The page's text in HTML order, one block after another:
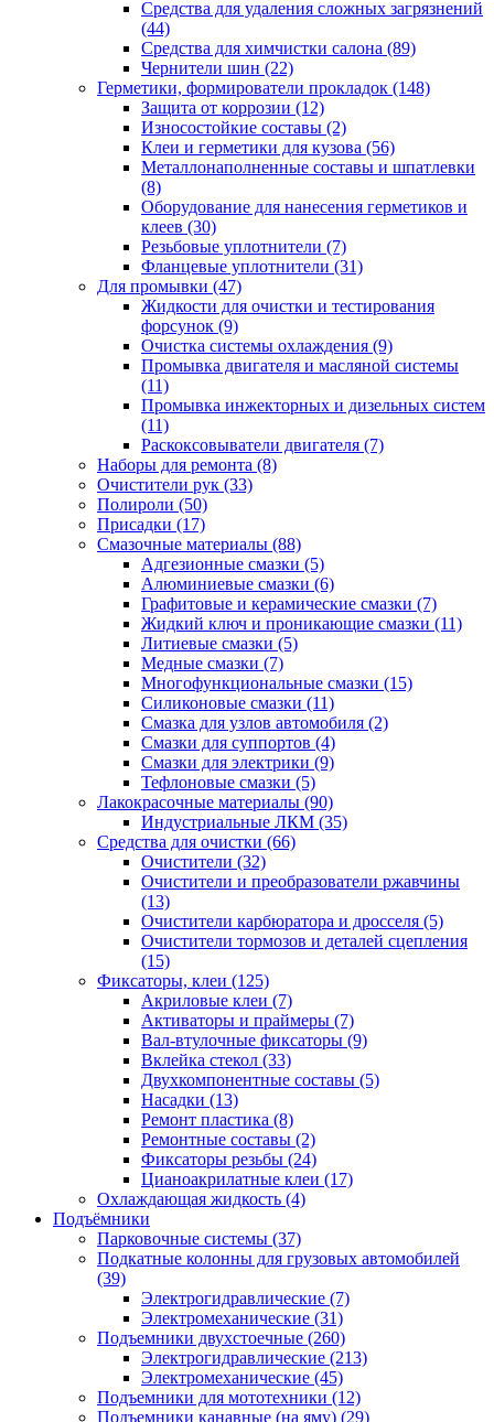
Средства для удаления сложных загрязнений
(44)
Средства для химчистки салона (89)
Чернители шин (22)
Герметики, формирователи прокладок (148)
Защита от коррозии (12)
Износостойкие составы (2)
Клеи и герметики для кузова (56)
Металлонаполненные составы и шпатлевки
(8)
Оборудование для нанесения герметиков и
клеев (30)
Резьбовые уплотнители (7)
Фланцевые уплотнители (31)
Для промывки (47)
Жидкости для очистки и тестирования
форсунок (9)
Очистка системы охлаждения (9)
Промывка двигателя и масляной системы
(11)
Промывка инжекторных и дизельных систем
(11)
Раскоксовыватели двигателя (7)
Наборы для ремонта (8)
Очистители рук (33)
Полироли (50)
Присадки (17)
Смазочные материалы (88)
Адгезионные смазки (5)
Алюминиевые смазки (6)
Графитовые и керамические смазки (7)
Жидкий ключ и проникающие смазки (11)
Литиевые смазки (5)
Медные смазки (7)
Многофункциональные смазки (15)
Силиконовые смазки (11)
Смазка для узлов автомобиля (2)
Смазки для суппортов (4)
Смазки для электрики (9)
Тефлоновые смазки (5)
Лакокрасочные материалы (90)
Индустриальные ЛКМ (35)
Средства для очистки (66)
Очистители (32)
Очистители и преобразователи ржавчины
(13)
Очистители карбюратора и дросселя (5)
Очистители тормозов и деталей сцепления
(15)
Фиксаторы, клеи (125)
Акриловые клеи (7)
Активаторы и праймеры (7)
Вал-втулочные фиксаторы (9)
Вклейка стекол (33)
Двухкомпонентные составы (5)
Насадки (13)
Ремонт пластика (8)
Ремонтные составы (2)
Фиксаторы резьбы (24)
Цианоакрилатные клеи (17)
Охлаждающая жидкость (4)
Подъёмники
Парковочные системы (37)
Подкатные колонны для грузовых автомобилей
(39)
Электрогидравлические (7)
Электромеханические (31)
Подъемники двухстоечные (260)
Электрогидравлические (213)
Электромеханические (45)
Подъемники для мототехники (12)
Подъемники канавные (на яму) (29)